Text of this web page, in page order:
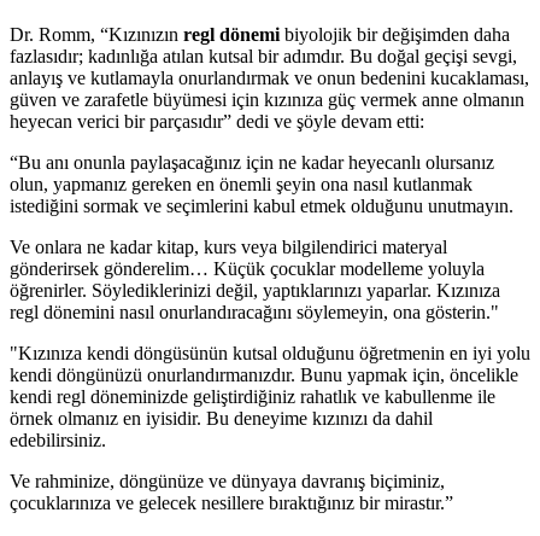
Dr. Romm, “Kızınızın regl dönemi biyolojik bir değişimden daha
fazlasıdır; kadınlığa atılan kutsal bir adımdır. Bu doğal geçişi sevgi,
anlayış ve kutlamayla onurlandırmak ve onun bedenini kucaklaması,
güven ve zarafetle büyümesi için kızınıza güç vermek anne olmanın
heyecan verici bir parçasıdır” dedi ve şöyle devam etti:
“Bu anı onunla paylaşacağınız için ne kadar heyecanlı olursanız
olun, yapmanız gereken en önemli şeyin ona nasıl kutlanmak
istediğini sormak ve seçimlerini kabul etmek olduğunu unutmayın.
Ve onlara ne kadar kitap, kurs veya bilgilendirici materyal
gönderirsek gönderelim… Küçük çocuklar modelleme yoluyla
öğrenirler. Söylediklerinizi değil, yaptıklarınızı yaparlar. Kızınıza
regl dönemini nasıl onurlandıracağını söylemeyin, ona gösterin."
"Kızınıza kendi döngüsünün kutsal olduğunu öğretmenin en iyi yolu
kendi döngünüzü onurlandırmanızdır. Bunu yapmak için, öncelikle
kendi regl döneminizde geliştirdiğiniz rahatlık ve kabullenme ile
örnek olmanız en iyisidir. Bu deneyime kızınızı da dahil
edebilirsiniz.
Ve rahminize, döngünüze ve dünyaya davranış biçiminiz,
çocuklarınıza ve gelecek nesillere bıraktığınız bir mirastır.”